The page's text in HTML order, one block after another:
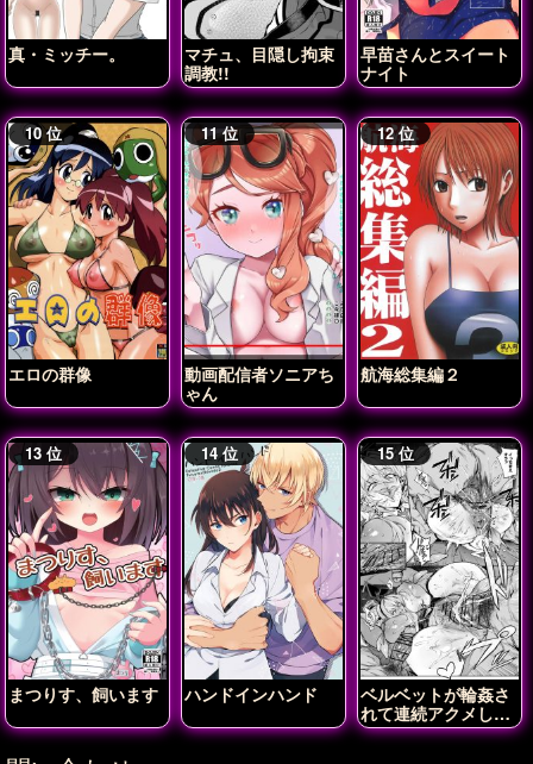
真・ミッチー。
マチュ、目隠し拘束
調教!!
早苗さんとスイート
ナイト
エロの群像
動画配信者ソニアち
ゃん
航海総集編２
まつりす、飼います ハンドインハンド
ベルベットが輪姦さ
れて連続アクメしち
ゃう!!